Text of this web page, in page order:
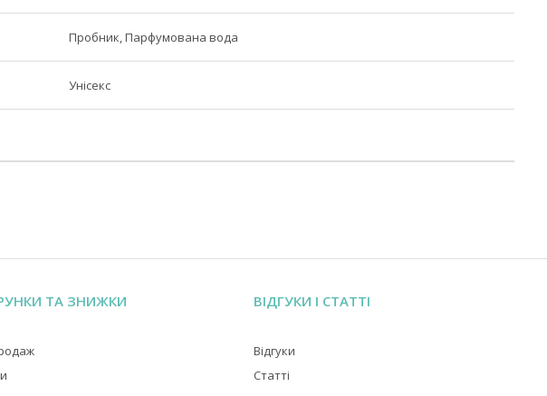
Пробник, Парфумована вода
Унісекс
ТА ЗНИЖКИ ВІДГУКИ І СТАТТІ
Відгуки
Статті